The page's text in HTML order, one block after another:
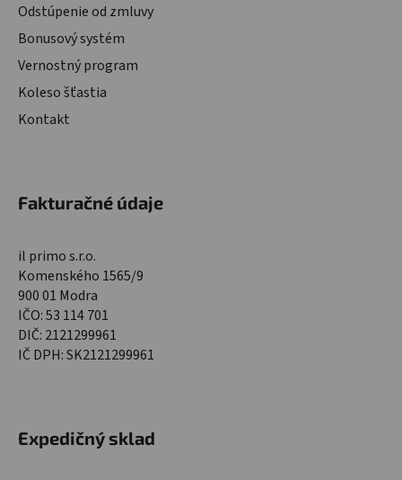
Odstúpenie od zmluvy
Bonusový systém
Vernostný program
Koleso šťastia
Kontakt
Fakturačné údaje
il primo s.r.o.
Komenského 1565/9
900 01 Modra
IČO: 53 114 701
DIČ: 2121299961
IČ DPH: SK2121299961
Expedičný sklad